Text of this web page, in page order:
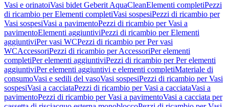
Vasi e orinatoiVasi bidet Geberit AquaCleanElementi completiPezzi
di ricambio per Elementi completiVasi sospesiPezzi di ricambio per
Vasi sospesiVasi a pavimentoPezzi di ricambio per Vasi a
pavimentoElementi aggiuntiviPezzi di ricambio per Elementi
aggiuntiviPer vasi WCPezzi di ricambio per Per vasi
WCAccessoriPezzi di ricambio per AccessoriPer elementi
completiPer elementi aggiuntiviPezzi di ricambio per Per elementi
aggiuntiviPer elementi aggiuntivi e elementi completiMateriale di
consumoVasi e sedili del vasoVasi sospesiPezzi di ricambio per Vasi
sospesiVasi a cacciataPezzi di ricambio per Vasi a cacciataVasi a
pavimentoPezzi di ricambio per Vasi a pavimentoVasi a cacciata per